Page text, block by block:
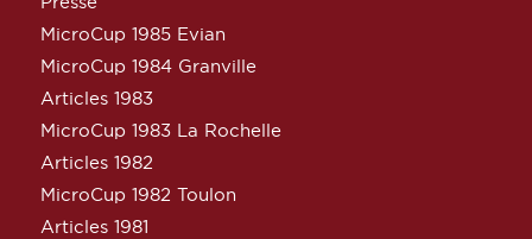
MicroCup 1985 Evian
MicroCup 1984 Granville
Articles 1983
MicroCup 1983 La Rochelle
Articles 1982
MicroCup 1982 Toulon
Articles 1981